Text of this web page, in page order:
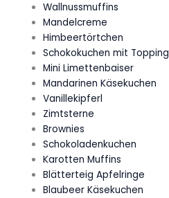
Wallnussmuffins
Mandelcreme
Himbeertörtchen
Schokokuchen mit Topping
Mini Limettenbaiser
Mandarinen Käsekuchen
Vanillekipferl
Zimtsterne
Brownies
Schokoladenkuchen
Karotten Muffins
Blätterteig Apfelringe
Blaubeer Käsekuchen